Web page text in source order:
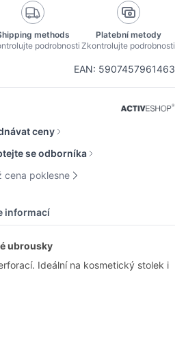
EAN: 5907457961463
methods
podrobnosti
Platební metody
Zkontrolujte podrobnosti
ceny
se odborníka
cena poklesne
informací
ubrousky
Ideální na kosmetický stolek i